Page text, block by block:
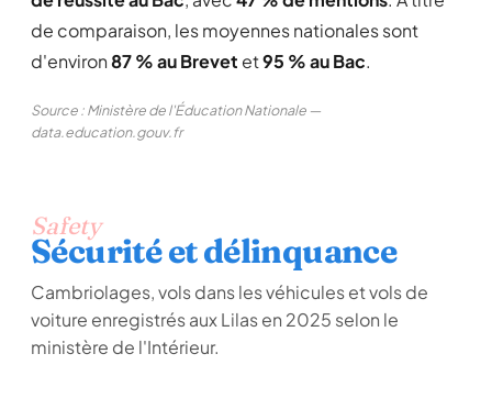
de comparaison, les moyennes nationales sont
d'environ87 % au Brevet et95 % au Bac.
Source : Ministère de l'Éducation Nationale —
data.education.gouv.fr
Safety
Sécurité et délinquance
Cambriolages, vols dans les véhicules et vols de
voiture enregistrés aux Lilas en 2025 selon le
ministère de l'Intérieur.